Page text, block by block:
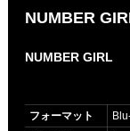
NUMBER
NUMBER GIRL
フォーマット